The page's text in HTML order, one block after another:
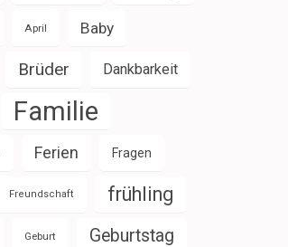
April Baby
Brüder Dankbarkeit
Familie
Ferien Fragen
Freundschaft frühling
Geburt Geburtstag